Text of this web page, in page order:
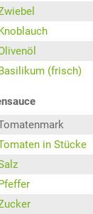
(frisch)
in Stücke